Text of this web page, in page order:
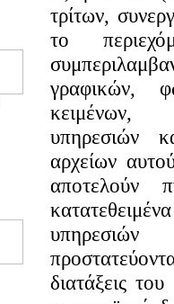
τρίτων,
το
γραφικών,
κειμένων,
υπηρεσιών
αρχείων
αποτελούν
διατάξεις